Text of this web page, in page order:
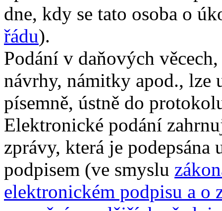
dne, kdy se tato osoba o
řádu).
Podání v daňových
návrhy, námitky apod., lze
písemně, ústně do
Elektronické podání
zprávy, která je
podpisem (ve smyslu
elektronickém podpisu a o